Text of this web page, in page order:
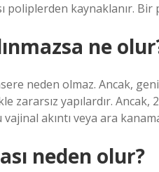
poliplerden kaynaklanır.
ne
neden olmaz. Ancak,
zararsız yapılardır.
vajinal akıntı veya ara
neden olur?